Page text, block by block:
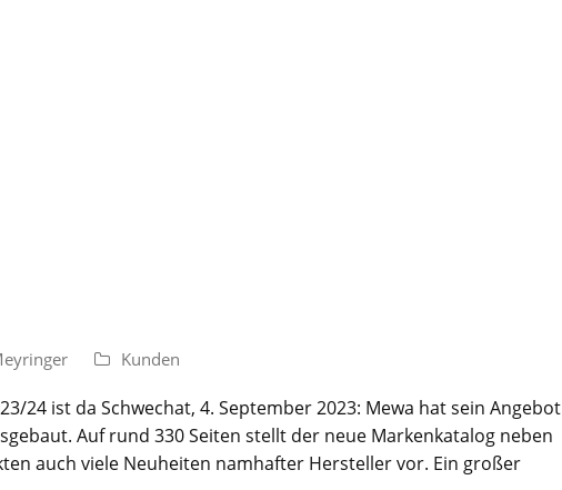
Kunden
24 ist da Schwechat, 4. September 2023: Mewa hat sein Angebot
Auf rund 330 Seiten stellt der neue Markenkatalog neben
auch viele Neuheiten namhafter Hersteller vor. Ein großer